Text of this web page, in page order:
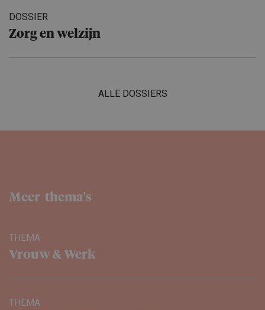
DOSSIER
Zorg en welzijn
ALLE DOSSIERS
Meer thema's
THEMA
Vrouw & Werk
THEMA